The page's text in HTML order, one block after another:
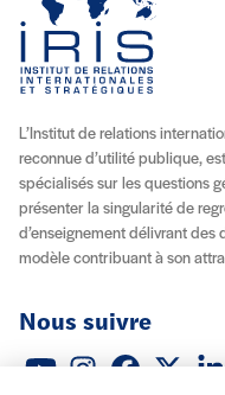
L’Institut de relations
reconnue d’utilité publique,
spécialisés sur les questions
présenter la singularité de
d’enseignement délivrant des
modèle contribuant à son
Nous suivre